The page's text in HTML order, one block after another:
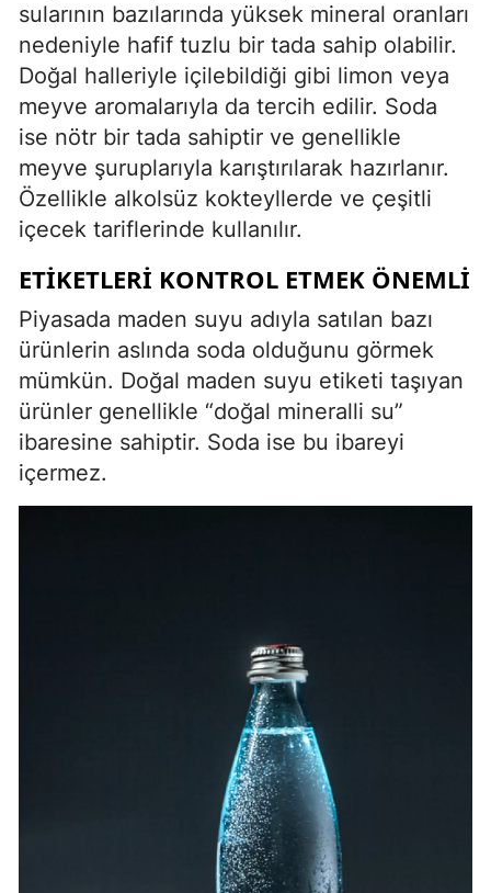
sularının bazılarında yüksek mineral oranları
nedeniyle hafif tuzlu bir tada sahip olabilir.
Doğal halleriyle içilebildiği gibi limon veya
meyve aromalarıyla da tercih edilir. Soda
ise nötr bir tada sahiptir ve genellikle
meyve şuruplarıyla karıştırılarak hazırlanır.
Özellikle alkolsüz kokteyllerde ve çeşitli
içecek tariflerinde kullanılır.
ETIKETLERI KONTROL ETMEK ÖNEMLI
Piyasada maden suyu adıyla satılan bazı
ürünlerin aslında soda olduğunu görmek
mümkün. Doğal maden suyu etiketi taşıyan
ürünler genellikle “doğal mineralli su”
ibaresine sahiptir. Soda ise bu ibareyi
içermez.